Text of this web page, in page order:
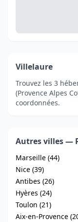
Villelaure
Trouvez les 3
(Provence Alpes
coordonnées.
Autres villes —
Marseille (44)
Nice (39)
Antibes (26)
Hyères (24)
Toulon (21)
Aix-en-Provence